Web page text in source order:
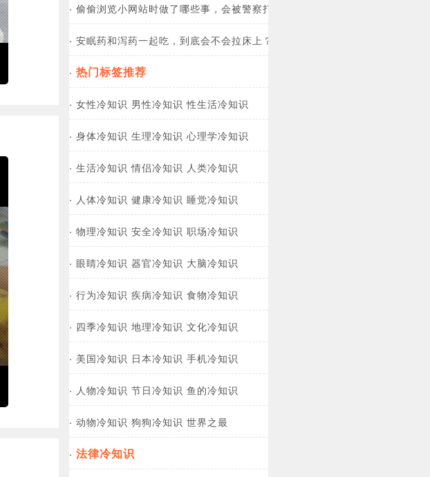
· 偷偷浏览小网站时做了哪些事，会被警察打电话喊走？
· 安眠药和泻药一起吃，到底会不会拉床上？(图)
· 热门标签推荐
· 女性冷知识 男性冷知识 性生活冷知识
· 身体冷知识 生理冷知识 心理学冷知识
· 生活冷知识 情侣冷知识 人类冷知识
· 人体冷知识 健康冷知识 睡觉冷知识
· 物理冷知识 安全冷知识 职场冷知识
· 眼睛冷知识 器官冷知识 大脑冷知识
· 行为冷知识 疾病冷知识 食物冷知识
· 四季冷知识 地理冷知识 文化冷知识
· 美国冷知识 日本冷知识 手机冷知识
· 人物冷知识 节日冷知识 鱼的冷知识
· 动物冷知识 狗狗冷知识 世界之最
· 法律冷知识